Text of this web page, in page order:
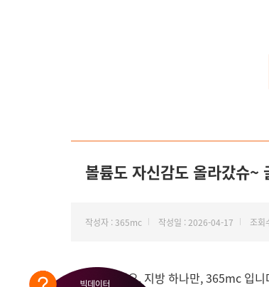
볼륨도 자신감도 올라갔슈
작성자 : 365mc 작성일 : 2026-04-17 조회
안녕하세요. 지방 하나만, 365mc 입니